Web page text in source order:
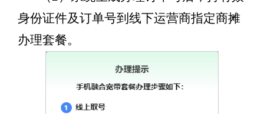
身份证件及订单号到线下运营商指定商摊
办理套餐。